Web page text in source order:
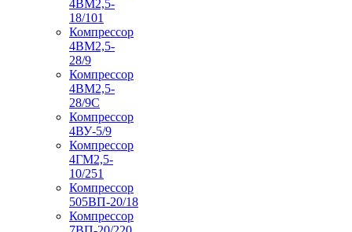
4ВМ2,5-
18/101
Компрессор
4ВМ2,5-
28/9
Компрессор
4ВМ2,5-
28/9С
Компрессор
4ВУ-5/9
Компрессор
4ГМ2,5-
10/251
Компрессор
505ВП-20/18
Компрессор